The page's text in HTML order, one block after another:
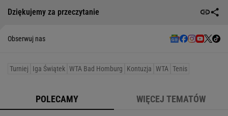
Dziękujemy za przeczytanie
Obserwuj nas
Turniej Iga Świątek WTA Bad Homburg Kontuzja WTA Tenis
POLECAMY WIĘCEJ TEMATÓW